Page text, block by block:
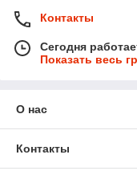
Контакты
Сегодня
Показать весь
О нас
Контакты